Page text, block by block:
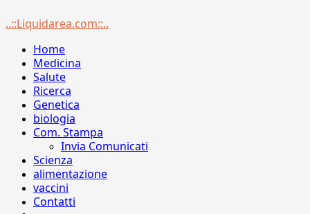
Menu
..::Liquidarea.com::..
Home
Medicina
Salute
Ricerca
Genetica
biologia
Com. Stampa
Invia Comunicati
Scienza
alimentazione
vaccini
Contatti